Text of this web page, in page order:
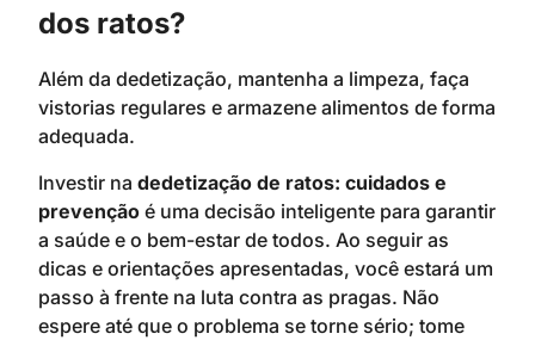
dos ratos?
Além da dedetização, mantenha a limpeza, faça
vistorias regulares e armazene alimentos de forma
adequada.
Investir na dedetização de ratos: cuidados e
prevenção é uma decisão inteligente para garantir
a saúde e o bem-estar de todos. Ao seguir as
dicas e orientações apresentadas, você estará um
passo à frente na luta contra as pragas. Não
espere até que o problema se torne sério; tome